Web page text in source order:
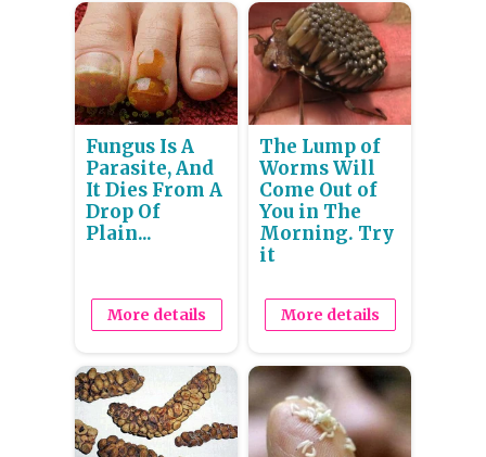
Fungus Is A
Parasite, And
It Dies From A
Drop Of
Plain...
More details
The Lump of
Worms Will
Come Out of
You in The
Morning. Try
it
More details